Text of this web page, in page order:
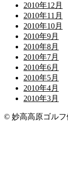
2010年12月
2010年11月
2010年10月
2010年9月
2010年8月
2010年7月
2010年6月
2010年5月
2010年4月
2010年3月
© 妙高高原ゴル